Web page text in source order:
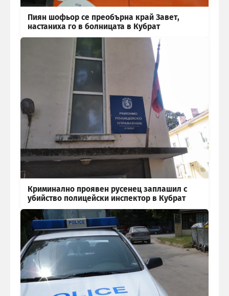
Пиян шофьор се преобърна край Завет,
настаниха го в болницата в Кубрат
Криминално проявен русенец заплашил с
убийство полицейски инспектор в Кубрат